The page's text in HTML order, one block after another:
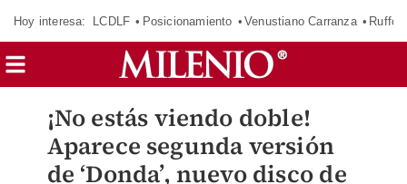
Hoy interesa: LCDLF Posicionamiento Venustiano Carranza Ruffo
¡No estás viendo doble!
Aparece segunda versión
de ‘Donda’, nuevo disco de